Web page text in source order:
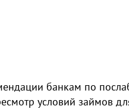
банкам по
условий займов